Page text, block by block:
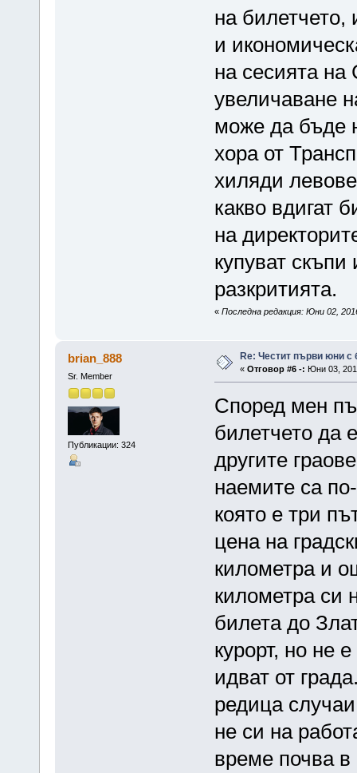
на билетчето,
и
на сесията
увеличаване
може да бъде
хора от
хиляди
какво вдигат
на
купуват скъпи
разкритията.
« Последна редакция: Юни 02,
brian_888
Sr. Member
Публикации: 324
Re: Честит първи юни с
« Отговор #6 -: Юни 03,
Според мен
билетчето да
другите
наемите са
която е три
цена на
километра и
километра си
билета до
курорт, но не
идват от
редица
не си на
време почва